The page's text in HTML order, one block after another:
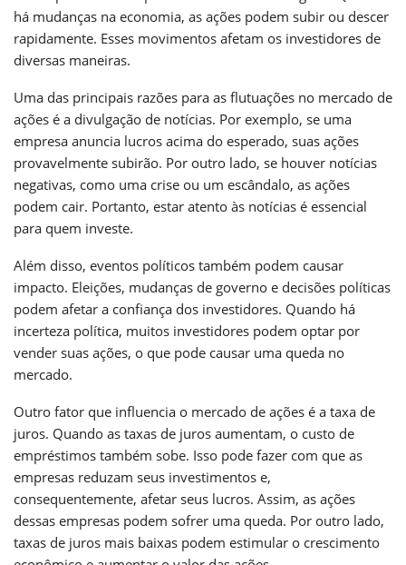
há mudanças na economia, as ações podem subir ou descer
rapidamente. Esses movimentos afetam os investidores de
diversas maneiras.
Uma das principais razões para as flutuações no mercado de
ações é a divulgação de notícias. Por exemplo, se uma
empresa anuncia lucros acima do esperado, suas ações
provavelmente subirão. Por outro lado, se houver notícias
negativas, como uma crise ou um escândalo, as ações
podem cair. Portanto, estar atento às notícias é essencial
para quem investe.
Além disso, eventos políticos também podem causar
impacto. Eleições, mudanças de governo e decisões políticas
podem afetar a confiança dos investidores. Quando há
incerteza política, muitos investidores podem optar por
vender suas ações, o que pode causar uma queda no
mercado.
Outro fator que influencia o mercado de ações é a taxa de
juros. Quando as taxas de juros aumentam, o custo de
empréstimos também sobe. Isso pode fazer com que as
empresas reduzam seus investimentos e,
consequentemente, afetar seus lucros. Assim, as ações
dessas empresas podem sofrer uma queda. Por outro lado,
taxas de juros mais baixas podem estimular o crescimento